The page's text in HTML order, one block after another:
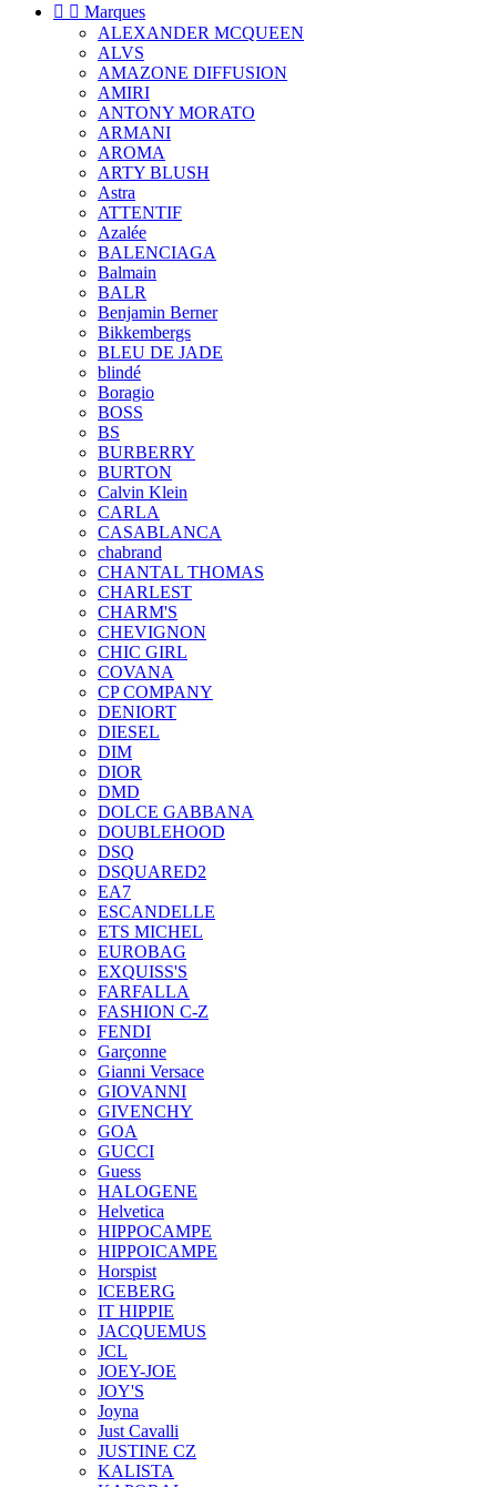
  Marques
ALEXANDER MCQUEEN
ALVS
AMAZONE DIFFUSION
AMIRI
ANTONY MORATO
ARMANI
AROMA
ARTY BLUSH
Astra
ATTENTIF
Azalée
BALENCIAGA
Balmain
BALR
Benjamin Berner
Bikkembergs
BLEU DE JADE
blindé
Boragio
BOSS
BS
BURBERRY
BURTON
Calvin Klein
CARLA
CASABLANCA
chabrand
CHANTAL THOMAS
CHARLEST
CHARM'S
CHEVIGNON
CHIC GIRL
COVANA
CP COMPANY
DENIORT
DIESEL
DIM
DIOR
DMD
DOLCE GABBANA
DOUBLEHOOD
DSQ
DSQUARED2
EA7
ESCANDELLE
ETS MICHEL
EUROBAG
EXQUISS'S
FARFALLA
FASHION C-Z
FENDI
Garçonne
Gianni Versace
GIOVANNI
GIVENCHY
GOA
GUCCI
Guess
HALOGENE
Helvetica
HIPPOCAMPE
HIPPOICAMPE
Horspist
ICEBERG
IT HIPPIE
JACQUEMUS
JCL
JOEY-JOE
JOY'S
Joyna
Just Cavalli
JUSTINE CZ
KALISTA